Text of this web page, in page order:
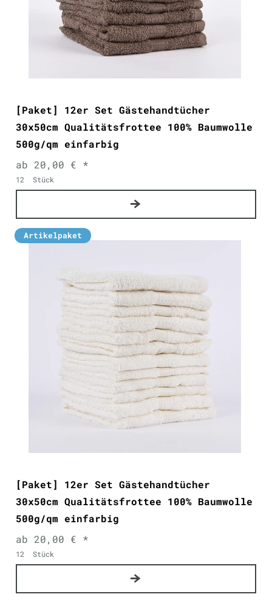
[Paket] 12er Set Gästehandtücher
30x50cm Qualitätsfrottee 100% Baumwolle
500g/qm einfarbig
ab 20,00 € *
12 Stück
Artikelpaket
[Paket] 12er Set Gästehandtücher
30x50cm Qualitätsfrottee 100% Baumwolle
500g/qm einfarbig
ab 20,00 € *
12 Stück